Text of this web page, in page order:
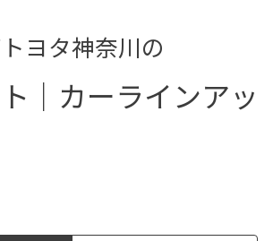
点検・整備をする
新車購入ガイド
ヨタ神奈川の
｜カーラインアッ